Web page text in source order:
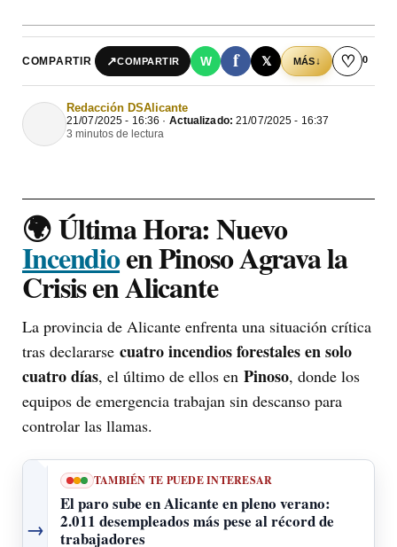
COMPARTIR ↗COMPARTIR W f 𝕏 MÁS↓ ♡ 0
Redacción DSAlicante
21/07/2025 - 16:36 · Actualizado: 21/07/2025 - 16:37
3 minutos de lectura
🌍Última Hora: Nuevo
Incendioen Pinoso Agrava la
Crisis en Alicante
La provincia de Alicante enfrenta una situación crítica
tras declararse cuatro incendios forestales en solo
cuatro días, el último de ellos en Pinoso, donde los
equipos de emergencia trabajan sin descanso para
controlar las llamas.
→
TAMBIÉN TE PUEDE INTERESAR
El paro sube en Alicante en pleno verano:
2.011 desempleados más pese al récord de
trabajadores